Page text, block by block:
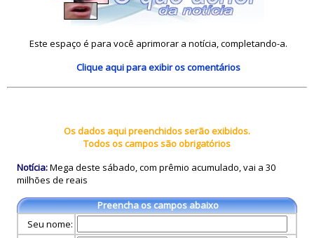
Este espaço é para você aprimorar a notícia, completando-a.
Clique aquipara exibir os comentários
Os dados aqui preenchidos serão exibidos.
Todos os campos são obrigatórios
Notícia:Mega deste sábado, com prêmio acumulado, vai a 30
milhões de reais
Preencha os campos abaixo
Seu nome: